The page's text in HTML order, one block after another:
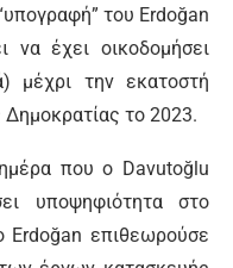
του Erdoğan
να έχει οικοδομήσει
μέχρι την εκατοστή
Δημοκρατίας το 2023.
ημέρα που ο Davutoğlu
υποψηφιότητα στο
Erdoğan επιθεωρούσε